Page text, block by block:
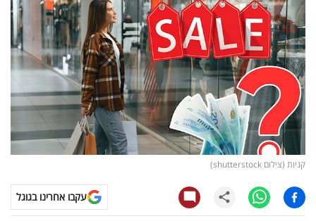
ומחקרים
דעות
רכילות
עסקית
קריפטו
ויראלי
טלוויזיה
קניות (צילום shutterstock)
עקבו אחרינו בגוגל